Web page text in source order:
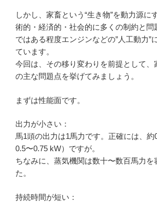
しかし、家畜という“生き物”を動力源に
術的・経済的・社会的に多くの制約と問
ではある程度エンジンなどの”人工動力”
ています。
今回は、その移り変わりを前提として、
の主な問題点を挙げてみましょう。
まずは性能面です。
出力が小さい：
馬1頭の出力は1馬力です。正確には、約
0.5〜0.75 kW）ですが。
ちなみに、蒸気機関は数十〜数百馬力を
た。
持続時間が短い：